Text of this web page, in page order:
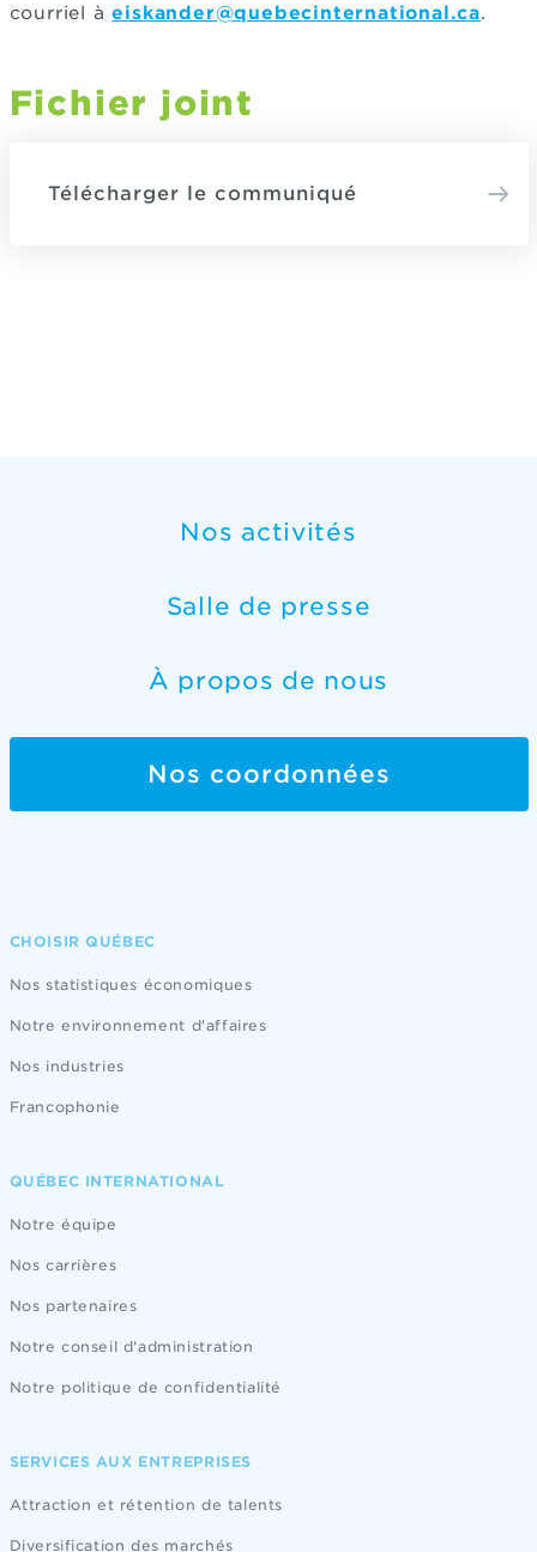
courriel àeiskander@quebecinternational.ca.
Fichier joint
Télécharger le communiqué
Nos activités
Salle de presse
À propos de nous
Nos coordonnées
CHOISIR QUÉBEC
Nos statistiques économiques
Notre environnement d'affaires
Nos industries
Francophonie
QUÉBEC INTERNATIONAL
Notre équipe
Nos carrières
Nos partenaires
Notre conseil d'administration
Notre politique de confidentialité
SERVICES AUX ENTREPRISES
Attraction et rétention de talents
Diversification des marchés